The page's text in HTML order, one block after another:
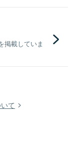
掲載していま
て